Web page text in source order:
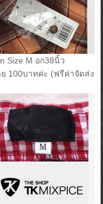
Size M อก38นิ้ว
100บาทค่ะ (ฟรีค่าจัดส่ง